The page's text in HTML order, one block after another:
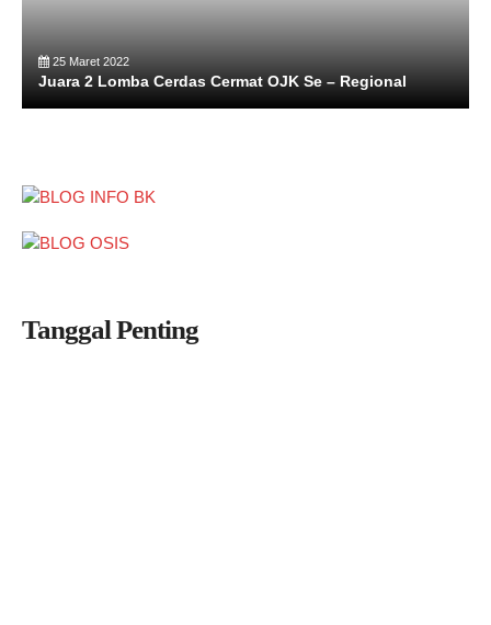
25 Maret 2022
Juara 2 Lomba Cerdas Cermat OJK Se – Regional
Tanggal Penting